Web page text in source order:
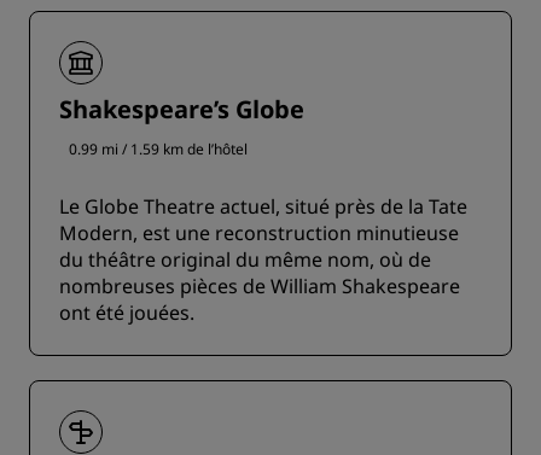
Shakespeare’s Globe
0.99 mi / 1.59 km de l’hôtel
Le Globe Theatre actuel, situé près de la Tate
Modern, est une reconstruction minutieuse
du théâtre original du même nom, où de
nombreuses pièces de William Shakespeare
ont été jouées.